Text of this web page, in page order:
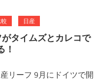
日産
タイムズとカレコで
！
リーフ 9月にドイツで開